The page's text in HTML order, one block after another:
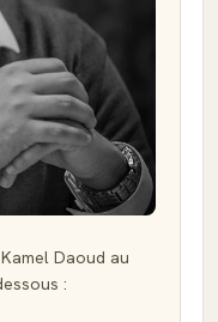
Daoud au
: